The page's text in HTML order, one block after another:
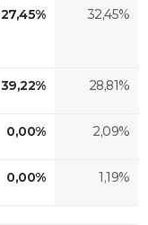
27,45% 32,45%
39,22% 28,81%
0,00% 2,09%
0,00% 1,19%